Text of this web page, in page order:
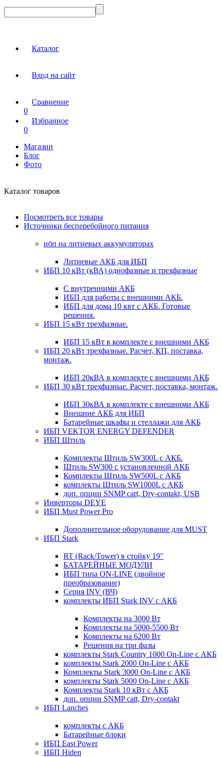
Каталог
Вход на сайт
Сравнение
0
Избранное
0
Магазин
Блог
Фото
Каталог товаров
Посмотреть все товары
Источники бесперебойного питания
ибп на литиевых аккумуляторах
Литиевые АКБ для ИБП
ИБП 10 кВт (кВА) однофазные и трехфазные
С внутренними АКБ
ИБП для работы с внешними АКБ.
ИБП для дома 10 квт с АКБ. Готовые
решения.
ИБП 15 кВт трехфазные.
ИБП 15 кВт в комплекте с внешними АКБ
ИБП 20 кВт трехфазные. Расчет, КП, поставка,
монтаж.
ИБП 20кВА в комплекте с внешними АКБ
ИБП 30 кВт трехфазные. Расчет, поставка, монтаж.
ИБП 30кВА в комплекте с внешними АКБ
Внешние АКБ для ИБП
Батарейные шкафы и стеллажи для АКБ
ИБП VEKTOR ENERGY DEFENDER
ИБП Штиль
Комплекты Штиль SW300L с АКБ.
Штиль SW300 с установленной АКБ
Комплекты Штиль SW500L с АКБ
комплекты Штиль SW1000L с АКБ
доп. опции SNMP cart, Dry-contakt, USB
Инверторы DEYE
ИБП Must Power Pro
Дополнительное оборудование для MUST
ИБП Stark
RT (Rack/Tower) в стойку 19"
БАТАРЕЙНЫЕ МОДУЛИ
ИБП типа ON-LINE (двойное
преобразование)
Серия INV (ВЧ)
комплекты ИБП Stark INV с АКБ
Комплекты на 3000 Вт
Комплекты на 5000-5500 Вт
Комплекты на 6200 Вт
Решения на три фазы
комплекты Stark Country 1000 On-Line с АКБ
комплекты Stark 2000 On-Line с АКБ
Комплекты Stark 3000 On-Line с АКБ
комплекты Stark 5000 On-Line с АКБ
Комплекты Stark 10 кВт с АКБ
доп. опции SNMP catt, Dry-contakt
ИБП Lanches
комплекты с АКБ
Батарейные блоки
ИБП East Power
ИБП Hiden